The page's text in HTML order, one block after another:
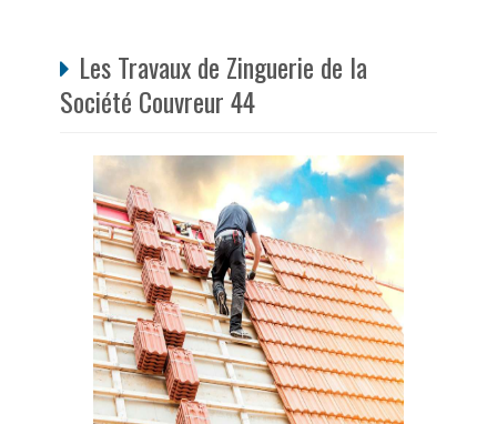
Les Travaux de Zinguerie de la
Société Couvreur 44